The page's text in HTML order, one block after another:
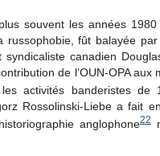
souvent les années
russophobie, fût balayée
canadien
de l’OUN-OPA
activités banderistes de
Rossolinski-Liebe a fait
anglophone22